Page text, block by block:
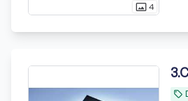
photo_size_select_actual4
3.
local_offer